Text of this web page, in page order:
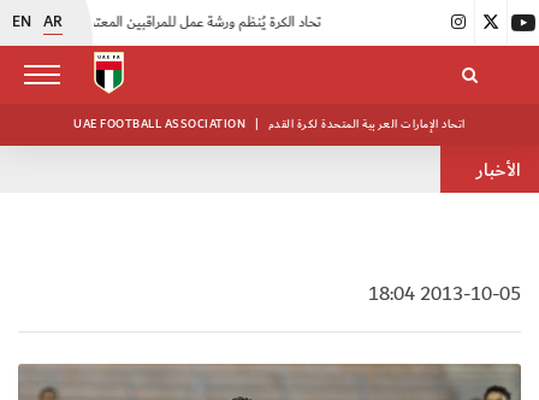
EN AR
UAE FOOTBALL ASSOCIATION | اتحاد الإمارات العربية المتحدة لكرة القدم
الأخبار
2013-10-05 18:04